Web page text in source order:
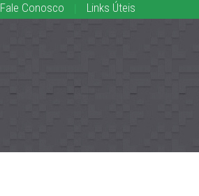
Fale Conosco Links Úteis